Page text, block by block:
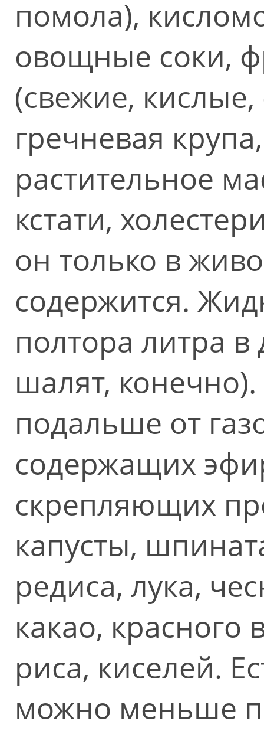
помола),
овощные соки,
(свежие,
гречневая
растительное
кстати,
он только в
содержится.
полтора литра
шалят,
подальше от
содержащих
скрепляющих
капусты,
редиса, лука,
какао,
риса, киселей.
можно меньше